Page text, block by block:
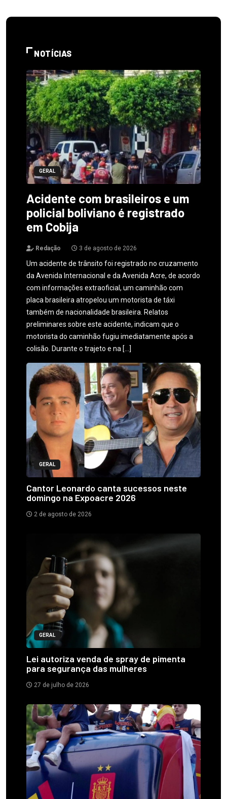
NOTÍCIAS
GERAL
Acidente com brasileiros e um
policial boliviano é registrado
em Cobija
Redação 3 de agosto de 2026
Um acidente de trânsito foi registrado no cruzamento
da Avenida Internacional e da Avenida Acre, de acordo
com informações extraoficial, um caminhão com
placa brasileira atropelou um motorista de táxi
também de nacionalidade brasileira. Relatos
preliminares sobre este acidente, indicam que o
motorista do caminhão fugiu imediatamente após a
colisão. Durante o trajeto e na […]
GERAL
Cantor Leonardo canta sucessos neste
domingo na Expoacre 2026
2 de agosto de 2026
GERAL
Lei autoriza venda de spray de pimenta
para segurança das mulheres
27 de julho de 2026